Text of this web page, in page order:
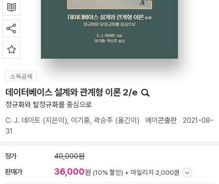
소득공제
데이터베이스 설계와 관계형 이론 2/e
정규화와 탈정규화를 중심으로
C. J. 데이트 (지은이), 이기홍, 곽승주 (옮긴이) 에이콘출판 2021-08-
31
정가 40,000원
판매가 36,000원 (10% 할인) + 마일리지 2,000원